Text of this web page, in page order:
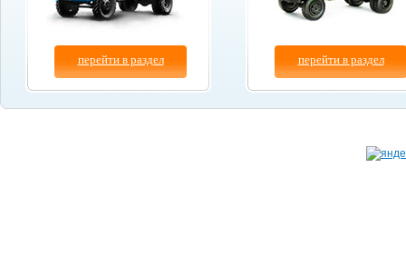
перейти в раздел перейти в раздел